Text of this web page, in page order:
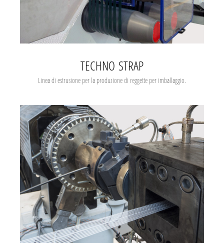
TECHNO STRAP
Linea di estrusione per la produzione di reggette per imballaggio.